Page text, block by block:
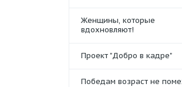
Женщины, которые
вдохновляют!
Проект "Добро в кадре"
Победам возраст не